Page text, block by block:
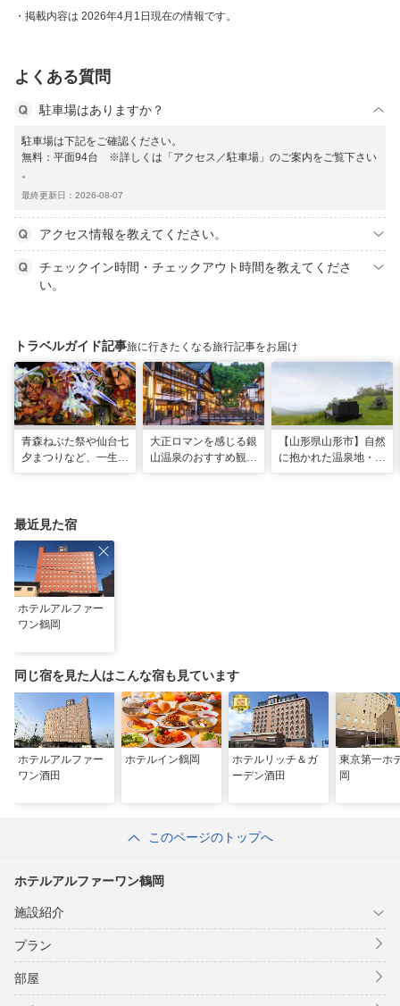
掲載内容は 2026年4月1日現在の情報です。
よくある質問
駐車場はありますか？
駐車場は下記をご確認ください。
無料：平面94台 ※詳しくは「アクセス／駐車場」のご案内をご覧下さい
。
最終更新日：2026-08-07
アクセス情報を教えてください。
チェックイン時間・チェックアウト時間を教えてくださ
い。
トラベルガイド記事旅に行きたくなる旅行記事をお届け
青森ねぶた祭や仙台七
夕まつりなど、一生に
大正ロマンを感じる銀
山温泉のおすすめ観光
【山形県山形市】自然
に抱かれた温泉地・蔵
最近見た宿
ホテルアルファー
ワン鶴岡
同じ宿を見た人はこんな宿も見ています
ホテルアルファー
ワン酒田
ホテルイン鶴岡
ホテルリッチ＆ガ
ーデン酒田
東京第一ホ
岡
このページのトップへ
ホテルアルファーワン鶴岡
施設紹介
プラン
部屋